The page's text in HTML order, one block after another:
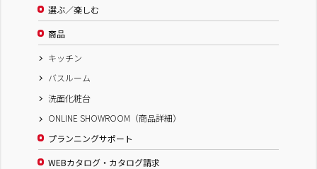
選ぶ／楽しむ
商品
キッチン
バスルーム
洗面化粧台
ONLINE SHOWROOM（商品詳細）
プランニングサポート
WEBカタログ・カタログ請求